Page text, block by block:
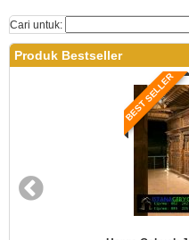
Cari untuk:
Produk Bestseller
BEST SELLER